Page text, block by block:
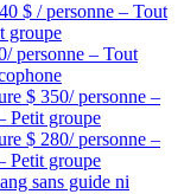
$ / personne – Tout
groupe
personne – Tout
$ 350/ personne –
Petit groupe
$ 280/ personne –
Petit groupe
sans guide ni